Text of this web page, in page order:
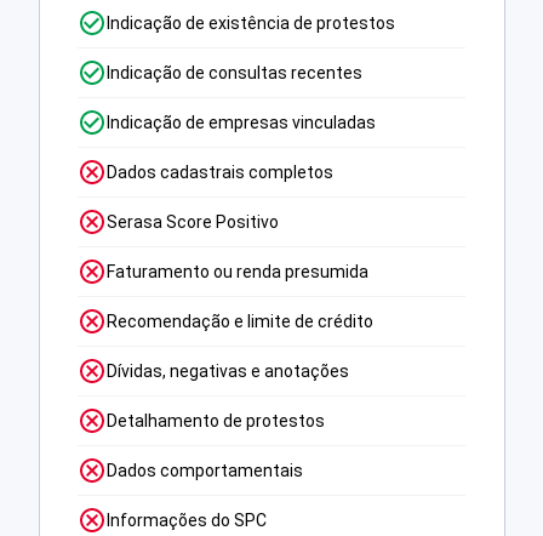
Indicação de existência de protestos
Indicação de consultas recentes
Indicação de empresas vinculadas
Dados cadastrais completos
Serasa Score Positivo
Faturamento ou renda presumida
Recomendação e limite de crédito
Dívidas, negativas e anotações
Detalhamento de protestos
Dados comportamentais
Informações do SPC